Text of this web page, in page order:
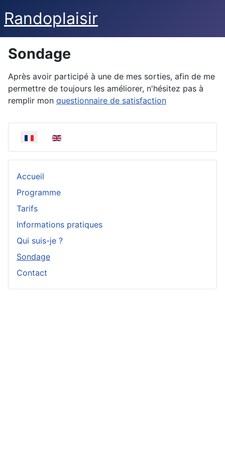
Randoplaisir
Sondage
Après avoir participé à une de mes sorties, afin de me
permettre de toujours les améliorer, n'hésitez pas à
remplir mon questionnaire de satisfaction
Sélectionnez votre langue
Accueil
Programme
Tarifs
Informations pratiques
Qui suis-je ?
Sondage
Contact